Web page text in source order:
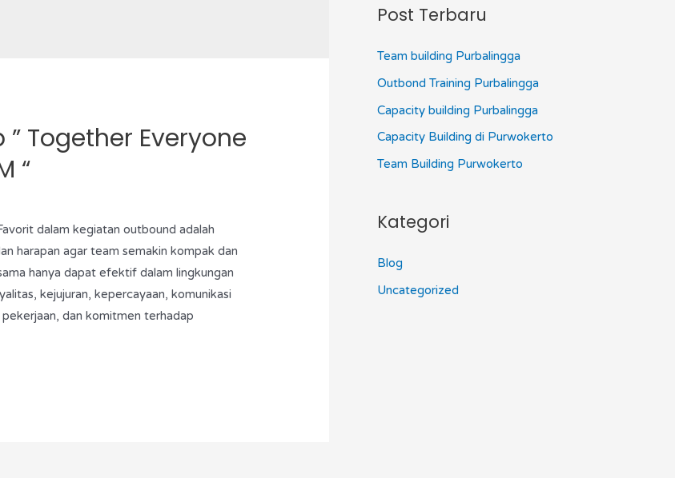
Together Everyone
“
dalam kegiatan outbound adalah
harapan agar team semakin kompak dan
hanya dapat efektif dalam lingkungan
kejujuran, kepercayaan, komunikasi
dan komitmen terhadap
Post Terbaru
Team building Purbalingga
Outbond Training Purbalingga
Capacity building Purbalingga
Capacity Building di Purwokerto
Team Building Purwokerto
Kategori
Blog
Uncategorized